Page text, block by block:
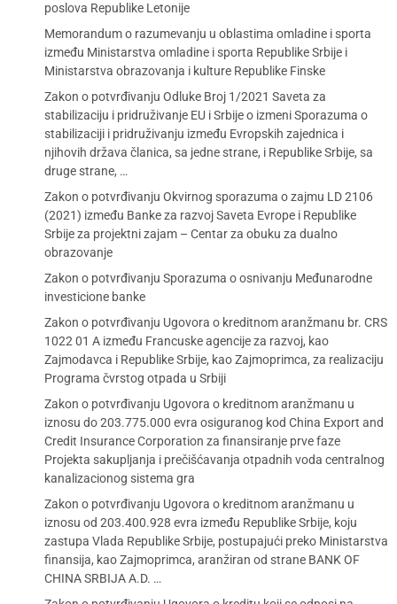
poslova Republike Letonije
Memorandum o razumevanju u oblastima omladine i sporta
između Ministarstva omladine i sporta Republike Srbije i
Ministarstva obrazovanja i kulture Republike Finske
Zakon o potvrđivanju Odluke Broj 1/2021 Saveta za
stabilizaciju i pridruživanje EU i Srbije o izmeni Sporazuma o
stabilizaciji i pridruživanju između Evropskih zajednica i
njihovih država članica, sa jedne strane, i Republike Srbije, sa
druge strane, …
Zakon o potvrđivanju Okvirnog sporazuma o zajmu LD 2106
(2021) između Banke za razvoj Saveta Evrope i Republike
Srbije za projektni zajam – Centar za obuku za dualno
obrazovanje
Zakon o potvrđivanju Sporazuma o osnivanju Međunarodne
investicione banke
Zakon o potvrđivanju Ugovora o kreditnom aranžmanu br. CRS
1022 01 A između Francuske agencije za razvoj, kao
Zajmodavca i Republike Srbije, kao Zajmoprimca, za realizaciju
Programa čvrstog otpada u Srbiji
Zakon o potvrđivanju Ugovora o kreditnom aranžmanu u
iznosu do 203.775.000 evra osiguranog kod China Export and
Credit Insurance Corporation za finansiranje prve faze
Projekta sakupljanja i prečišćavanja otpadnih voda centralnog
kanalizacionog sistema gra
Zakon o potvrđivanju Ugovora o kreditnom aranžmanu u
iznosu od 203.400.928 evra između Republike Srbije, koju
zastupa Vlada Republike Srbije, postupajući preko Ministarstva
finansija, kao Zajmoprimca, aranžiran od strane BANK OF
CHINA SRBIJA A.D. …